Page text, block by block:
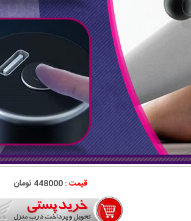
قیمت :448000 تومان